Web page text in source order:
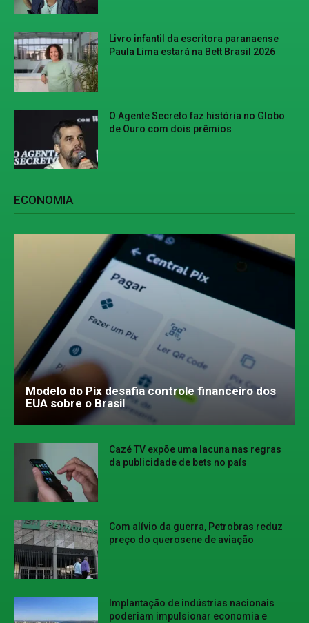
Livro infantil da escritora paranaense
Paula Lima estará na Bett Brasil 2026
O Agente Secreto faz história no Globo
de Ouro com dois prêmios
ECONOMIA
Modelo do Pix desafia controle financeiro dos
EUA sobre o Brasil
Cazé TV expõe uma lacuna nas regras
da publicidade de bets no país
Com alívio da guerra, Petrobras reduz
preço do querosene de aviação
Implantação de indústrias nacionais
poderiam impulsionar economia e